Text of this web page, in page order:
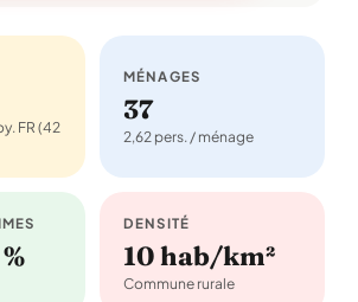
FR (42
MÉNAGES
37
2,62 pers. / ménage
DENSITÉ
10 hab/km²
Commune rurale